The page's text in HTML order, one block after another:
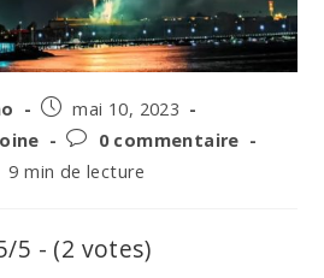
Post
published:
mai 10, 2023
Post
comments:
0 commentaire
9 min de lecture
5 - (2 votes)